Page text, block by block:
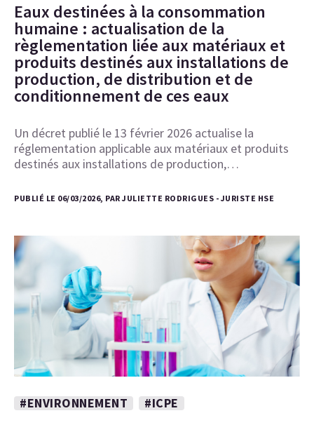
Eaux destinées à la consommation
humaine : actualisation de la
règlementation liée aux matériaux et
produits destinés aux installations de
production, de distribution et de
conditionnement de ces eaux
Un décret publié le 13 février 2026 actualise la
réglementation applicable aux matériaux et produits
destinés aux installations de production,…
PUBLIÉ LE 06/03/2026, PAR JULIETTE RODRIGUES - JURISTE HSE
#ENVIRONNEMENT #ICPE